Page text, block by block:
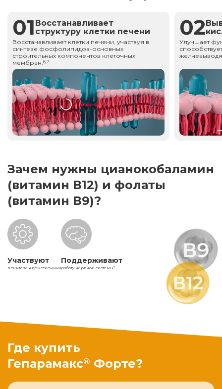
01 Восстанавливает
структуру клетки печени
Восстанавливает клетки печени, участвуя в
синтезе фосфолипидов-основных
строительных компонентов клеточных
мембран.6,7
02
Улучшает
Зачем нужны цианокобаламин
(витамин В12) и фолаты
(витамин В9)?
Участвуют
в синтезе Адеметионина
Поддерживают
работу нервной системы5
Где купить
Гепарамакс® Форте?